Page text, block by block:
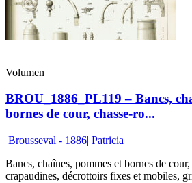
Volumen
BROU_1886_PL119 – Bancs,
bornes de cour, chasse-ro...
Brousseval - 1886| Patricia
Bancs, chaînes, pommes et bornes de cour,
crapaudines, décrottoirs fixes et mobiles,